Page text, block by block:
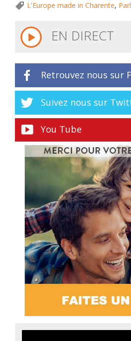
L'Europe made in Charente,
EN DIRECT
Retrouvez nous sur
Suivez nous sur
You Tube